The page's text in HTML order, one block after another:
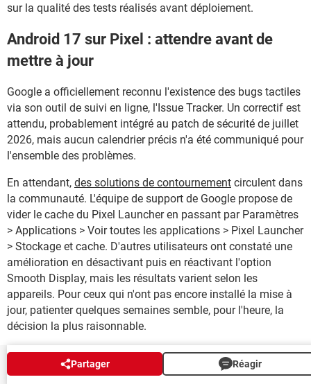
sur la qualité des tests réalisés avant déploiement.
Android 17 sur Pixel : attendre avant de
mettre à jour
Google a officiellement reconnu l'existence des bugs tactiles
via son outil de suivi en ligne, l'Issue Tracker. Un correctif est
attendu, probablement intégré au patch de sécurité de juillet
2026, mais aucun calendrier précis n'a été communiqué pour
l'ensemble des problèmes.
En attendant, des solutions de contournement circulent dans
la communauté. L'équipe de support de Google propose de
vider le cache du Pixel Launcher en passant par Paramètres
> Applications > Voir toutes les applications > Pixel Launcher
> Stockage et cache. D'autres utilisateurs ont constaté une
amélioration en désactivant puis en réactivant l'option
Smooth Display, mais les résultats varient selon les
appareils. Pour ceux qui n'ont pas encore installé la mise à
jour, patienter quelques semaines semble, pour l'heure, la
décision la plus raisonnable.
Partager Réagir
NEWSLETTER